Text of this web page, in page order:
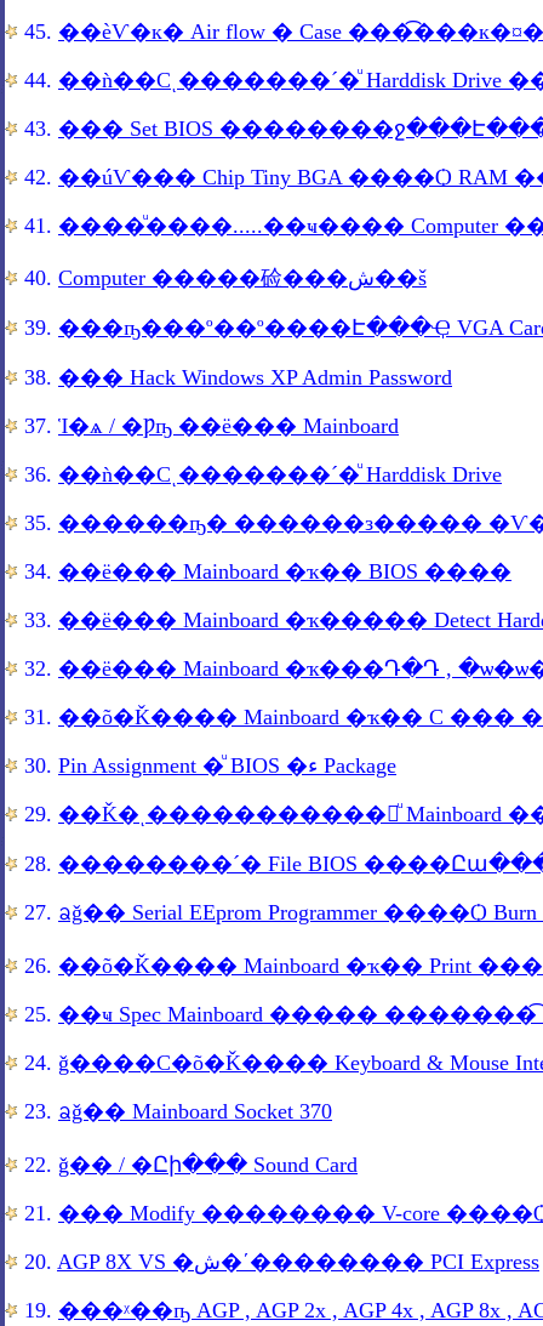
45.
44. ��ǹ��Сͺ�������´�ͧ Harddisk Drive
43.
42. ��úѴ��� Chip Tiny BGA ����Ѻ RAM
41.
40. Computer �����硷���ش��š
39.
38. ��� Hack Windows XP Admin Password
37. Ἱ�ѧ / �Ƿҧ ��ë��� Mainboard
36. ��ǹ��Сͺ�������´�ͧ Harddisk Drive
35. ������ҧ� ������з�����
34. ��ë��� Mainboard �ҡ�� BIOS ����
33. ��ë��� Mainboard �ҡ����� Detect
32. ��ë��� Mainboard �ҡ���Դ�Դ ,
31. ��õ�Ǩ���� Mainboard �ҡ�� C ���
30.
Pin Assignment �ͧ BIOS �ء Package
29. ��Ǩ�ͺ�����������蹢ͧ Mainboard
28. ��������´� File BIOS
27. ᨡǧ�� Serial EEprom Programmer ����Ѻ Burn
26. ��õ�Ǩ���� Mainboard �ҡ�� Print
25. ��ҹ Spec Mainboard ����� �������͡
24. ǧ����С�õ�Ǩ���� Keyboard & Mouse
23. ᨡǧ�� Mainboard Socket 370
22. ǧ�� / �Ըի��� Sound Card
21. ��� Modify �������� V-core
20.
AGP 8X VS �ش�ʹ�������� PCI Express
19. ���ᵡ��ҧ AGP , AGP 2x , AGP 4x , AGP 8x ,